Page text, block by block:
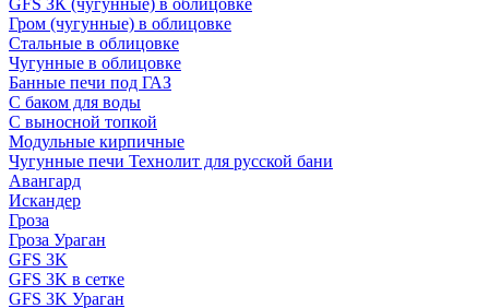
GFS ЗК (чугунные) в облицовке
Гром (чугунные) в облицовке
Стальные в облицовке
Чугунные в облицовке
Банные печи под ГАЗ
С баком для воды
С выносной топкой
Модульные кирпичные
Чугунные печи Технолит для русской бани
Авангард
Искандер
Гроза
Гроза Ураган
GFS 3K
GFS 3K в сетке
GFS 3K Ураган